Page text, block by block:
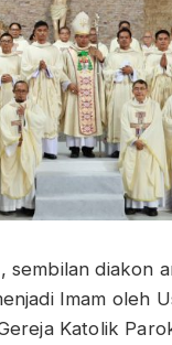
diakon
Imam oleh
Katolik